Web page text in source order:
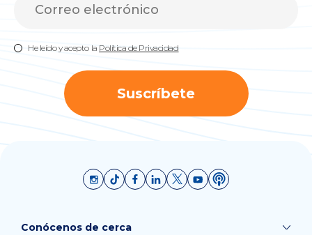
He leído y acepto la Política de Privacidad
Suscríbete
Conócenos de cerca